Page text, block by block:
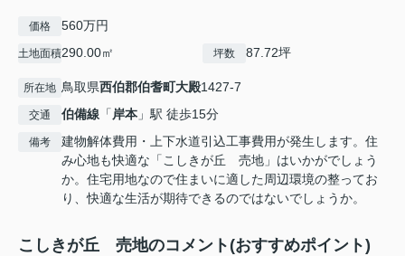
価格 560万円
土地面積290.00㎡ 坪数 87.72坪
所在地 鳥取県西伯郡伯耆町大殿1427-7
交通 伯備線 「 岸本 」駅 徒歩15分
備考
建物解体費用・上下水道引込工事費用が発生します。住
み心地も快適な「こしきが丘 売地」はいかがでしょう
か。住宅用地なので住まいに適した周辺環境の整ってお
り、快適な生活が期待できるのではないでしょうか。
こしきが丘 売地のコメント(おすすめポイント)